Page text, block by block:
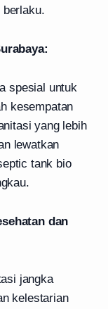
berlaku.
spesial untuk
kesempatan
yang lebih
lewatkan
tank bio
dan
jangka
kelestarian